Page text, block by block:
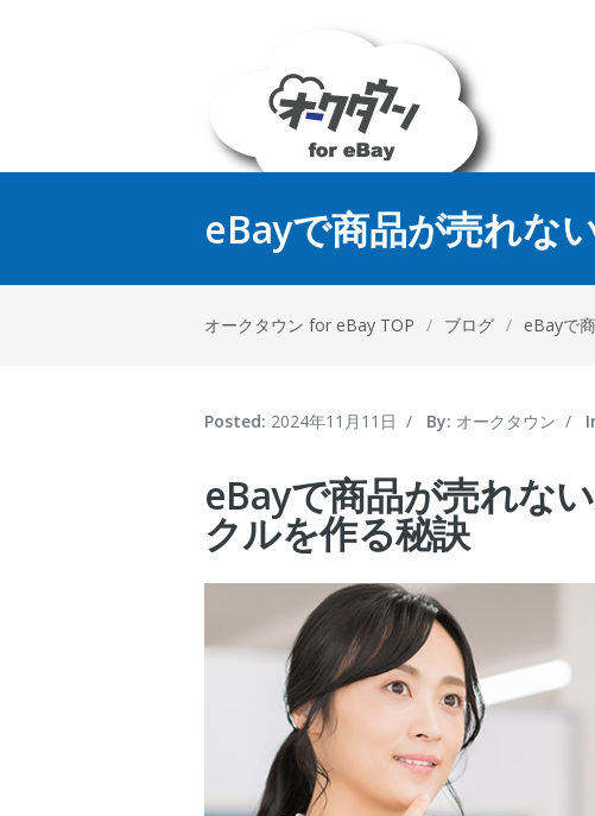
eBayで商品が売れな
オークタウン for eBay TOP / ブログ / eBayで
Posted: 2024年11月11日 / By: オークタウン /
eBayで商品が売れな
クルを作る秘訣